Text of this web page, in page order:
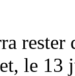
rester
le 13